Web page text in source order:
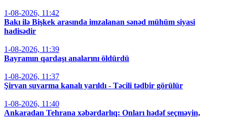
1-08-2026, 11:42
Bakı ilə Bişkek arasında imzalanan sənəd mühüm siyasi
hadisədir
1-08-2026, 11:39
Bayramın qardaşı analarını öldürdü
1-08-2026, 11:37
Şirvan suvarma kanalı yarıldı - Təcili tədbir görülür
1-08-2026, 11:40
Ankaradan Tehrana xəbərdarlıq: Onları hədəf seçməyin,